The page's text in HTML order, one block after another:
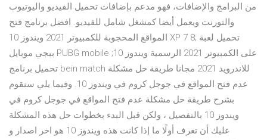
من البرامج والإضافات، فهو مدعم بإضافات تحميل الفيديو واليوتيوب
والتورنت ويعمل أيضا كمشغل شامل للفيديو. افضل برنامج فتح
المواقع المحجوبة للكمبيوتر 2021 ويندوز 10 XP 7 8; تحميل لعبة
ببجي موبايل PUBG mobile على الكمبيوتر 2021 الرسمية ويندوز 10;
تحميل برنامج bein match للاندرويد 2021 مجانا طريقة حل مشكلة
عدم فتح المواقع في جوجل كروم في ويندوز 10. وفيما يلي سنقوم
بشرح طريقة حل مشكلة عدم فتح المواقع في جوجل كروم في
ويندوز 10 بالتفصيل ، ولكن قبل البدء بخطوات حل هذه المشكلة
عليك أن تعرف أولًا ما إذا كانت هذه ويندوز 10 هو اخر اصدار و